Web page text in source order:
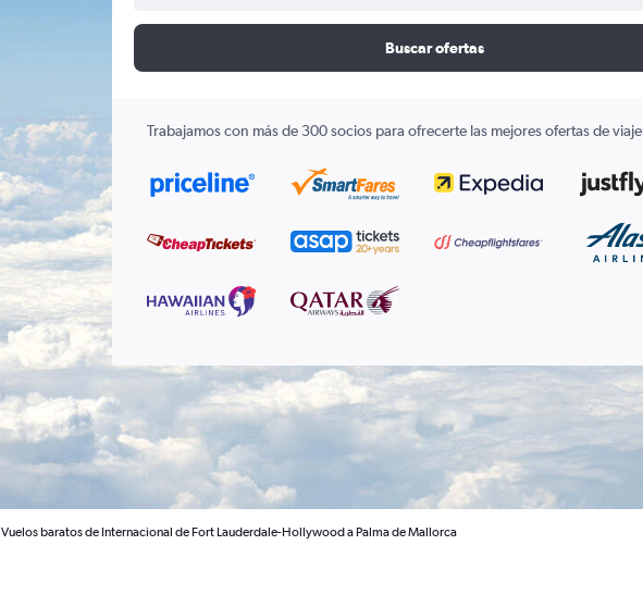
Buscar ofertas
Trabajamos con más de 300 socios para ofrecerte las mejores ofertas de viaje
Vuelos baratos de Internacional de Fort Lauderdale-Hollywood a Palma de Mallorca